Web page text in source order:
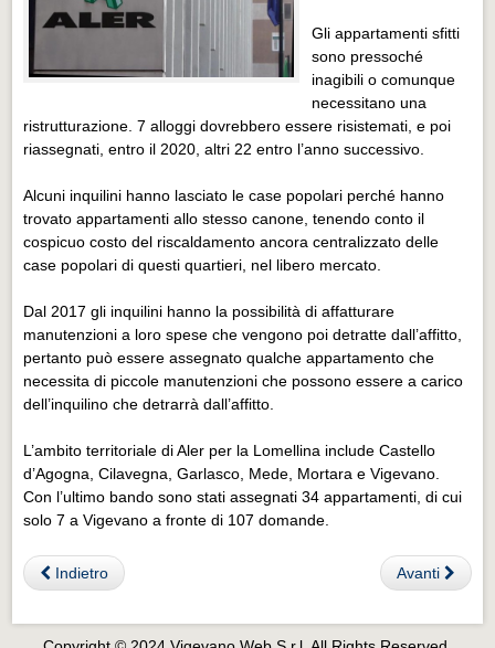
Progetti Realizzati
Progetti Realizzati
EVENTI
Eventi Vigevano
Eventi Vigevano
Eventi Pavia
Eventi Pavia
Gli appartamenti sfitti
sono pressoché
inagibili o comunque
necessitano una
ristrutturazione. 7 alloggi dovrebbero essere risistemati, e poi
riassegnati, entro il 2020, altri 22 entro l’anno successivo.
Alcuni inquilini hanno lasciato le case popolari perché hanno
trovato appartamenti allo stesso canone, tenendo conto il
cospicuo costo del riscaldamento ancora centralizzato delle
case popolari di questi quartieri, nel libero mercato.
Dal 2017 gli inquilini hanno la possibilità di affatturare
manutenzioni a loro spese che vengono poi detratte dall’affitto,
pertanto può essere assegnato qualche appartamento che
necessita di piccole manutenzioni che possono essere a carico
dell’inquilino che detrarrà dall’affitto.
L’ambito territoriale di Aler per la Lomellina include Castello
d’Agogna, Cilavegna, Garlasco, Mede, Mortara e Vigevano.
Con l’ultimo bando sono stati assegnati 34 appartamenti, di cui
solo 7 a Vigevano a fronte di 107 domande.
Indietro Avanti